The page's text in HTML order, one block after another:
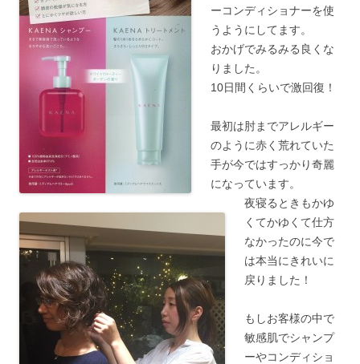
ーコンディショナーを使
うようにしてます。
おかげでみるみる良くな
りました。
10日間くらいで激回復！
最初は肘までアレルギー
のように赤く荒れていた
手が今ではすっかり奇麗
になっています。
夜寝るときもかゆ
くてかゆくて仕方
なかったのに今で
は本当にきれいに
戻りました！
もしお客様の中で
敏感肌でシャンプ
ーやコンディショ